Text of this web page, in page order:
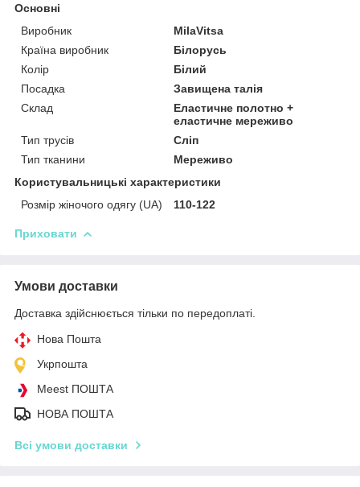
Основні
Виробник
MilaVitsa
Країна виробник
Білорусь
Колір
Білий
Посадка
Завищена талія
Склад
Еластичне полотно +
еластичне мереживо
Тип трусів
Сліп
Тип тканини
Мереживо
Користувальницькі характеристики
Розмір жіночого одягу (UA)
110-122
Приховати
Умови доставки
Доставка здійснюється тільки по передоплаті.
Нова Пошта
Укрпошта
Meest ПОШТА
НОВА ПОШТА
Всі умови доставки